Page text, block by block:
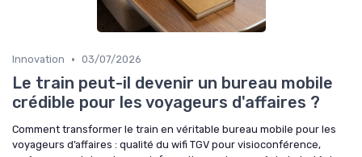
Innovation • 03/07/2026
Le train peut-il devenir un bureau mobile
crédible pour les voyageurs d'affaires ?
Comment transformer le train en véritable bureau mobile pour les
voyageurs d’affaires : qualité du wifi TGV pour visioconférence,